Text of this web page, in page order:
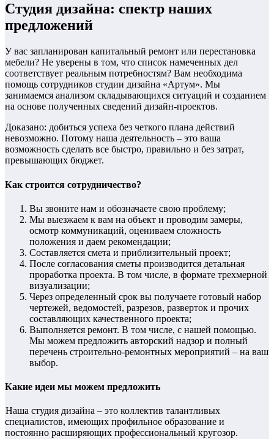
Студия дизайна: спектр наших
предложений
У вас запланирован капитальный ремонт или перестановка
мебели? Не уверены в том, что список намеченных дел
соответствует реальным потребностям? Вам необходима
помощь сотрудников студии дизайна «Артум». Мы
занимаемся анализом складывающихся ситуаций и созданием
на основе полученных сведений дизайн-проектов.
Доказано: добиться успеха без четкого плана действий
невозможно. Потому наша деятельность – это ваша
возможность сделать все быстро, правильно и без затрат,
превышающих бюджет.
Как строится сотрудничество?
Вы звоните нам и обозначаете свою проблему;
Мы выезжаем к вам на объект и проводим замеры,
осмотр коммуникаций, оцениваем сложность
положения и даем рекомендации;
Составляется смета и приблизительный проект;
После согласования сметы производится детальная
проработка проекта. В том числе, в формате трехмерной
визуализации;
Через определенный срок вы получаете готовый набор
чертежей, ведомостей, разрезов, разверток и прочих
составляющих качественного проекта;
Выполняется ремонт. В том числе, с нашей помощью.
Мы можем предложить авторский надзор и полный
перечень строительно-ремонтных мероприятий – на ваш
выбор.
Какие идеи мы можем предложить
Наша студия дизайна – это коллектив талантливых
специалистов, имеющих профильное образование и
постоянно расширяющих профессиональный кругозор.